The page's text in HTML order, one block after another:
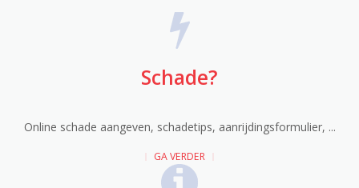
Schade?
Online schade aangeven, schadetips, aanrijdingsformulier, ...
GA VERDER